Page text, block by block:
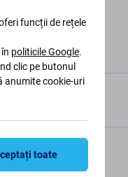
funcții de rețele
politicile Google.
clic pe butonul
anumite cookie-uri
toate